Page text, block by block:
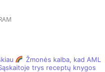
Žmonės kalba, kad AML
trys receptų knygos